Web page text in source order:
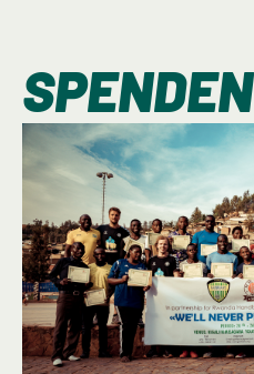
SPENDEN